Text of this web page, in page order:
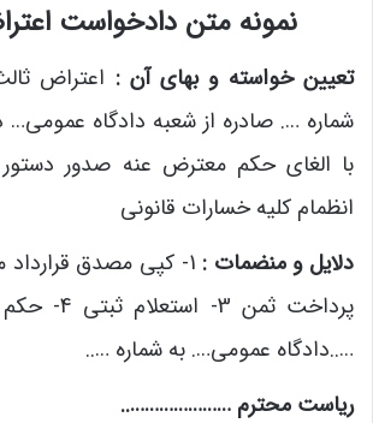
نمونه متن دادخواست
تعیین خواسته و بهای آن : اعتراض
شماره …. صادره از شعبه دادگاه عمومی…
با الغای حکم معترض ­عنه صدور دستور
انظمام کلیه خسارات قانونی
دلایل و منضمات :
پرداخت ثمن
…..دادگاه عمومی…. به شماره …..
ریاست محترم …………………..